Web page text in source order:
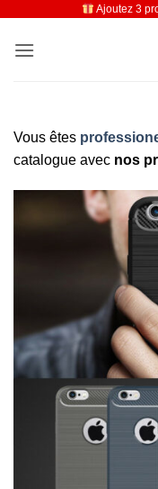
contenu
Ajoutez 3
Vous êtes
catalogue avec nos